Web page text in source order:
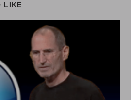
LIKE